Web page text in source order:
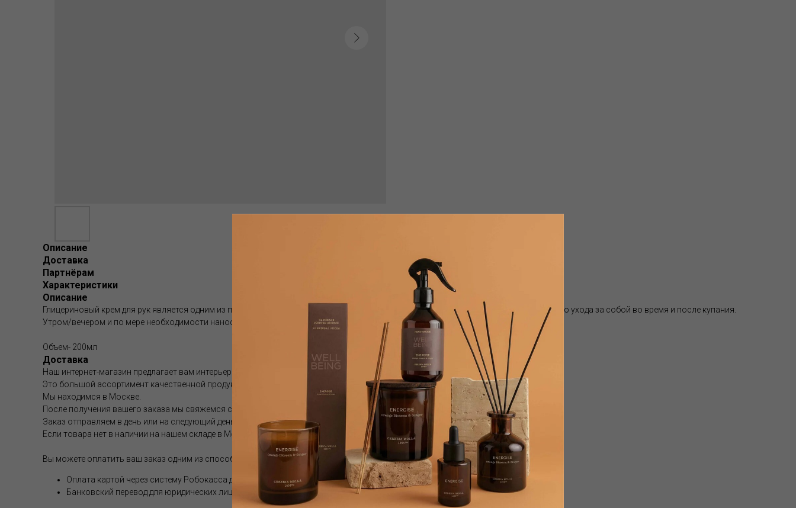
Описание
Доставка
Партнёрам
Характеристики
Описание
Глицериновый крем для рук является одним из продуктов линии по уходу за телом фабрики Wally1925, 5 продуктов для полноценного ухода за собой во время и после купания.
Утром/вечером и по мере необходимости наносите на кожу массирующими движениями.
Объем- 200мл
Доставка
Наш интернет-магазин предлагает вам интерьерные ароматы европейских брендов, в наличии и под заказ.
Это большой ассортимент качественной продукции.
Мы находимся в Москве.
После получения вашего заказа мы свяжемся с вами и согласуем детали оплаты и доставки.
Заказ отправляем в день или на следующий день после оплаты.
Если товара нет в наличии на нашем складе в Москве, срок поставки составляет 6-8 недель.
Вы можете оплатить ваш заказ одним из способов (оплата возможна только после подтверждения наличия товара на складе):
Оплата картой через систему Робокасса для физических лиц
Банковский перевод для юридических лиц